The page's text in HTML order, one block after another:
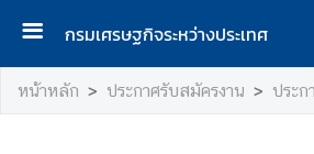
กรมเศรษฐกิจระหว่างประเทศ
ห
น้
หน้าหลัก ประกาศรับสมัครงาน ประก